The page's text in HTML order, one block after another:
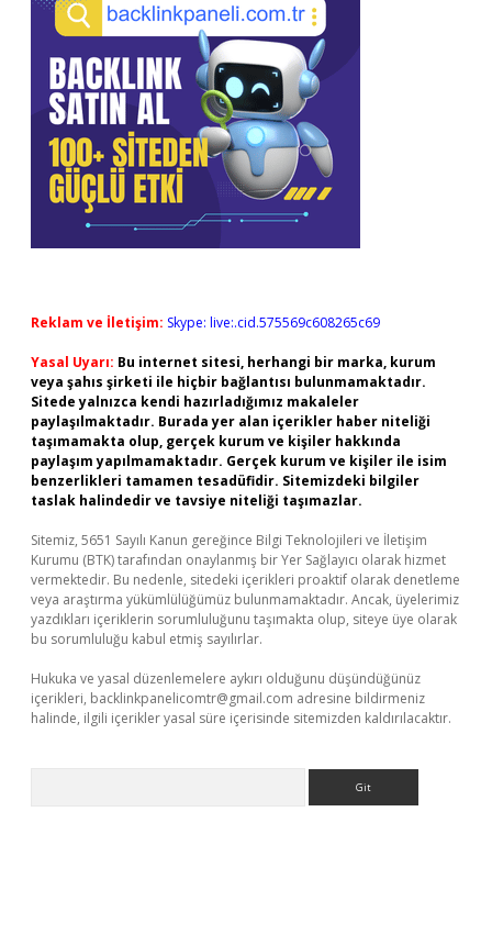
Reklam ve İletişim: Skype: live:.cid.575569c608265c69
Yasal Uyarı: Bu internet sitesi, herhangi bir marka, kurum
veya şahıs şirketi ile hiçbir bağlantısı bulunmamaktadır.
Sitede yalnızca kendi hazırladığımız makaleler
paylaşılmaktadır. Burada yer alan içerikler haber niteliği
taşımamakta olup, gerçek kurum ve kişiler hakkında
paylaşım yapılmamaktadır. Gerçek kurum ve kişiler ile isim
benzerlikleri tamamen tesadüfidir. Sitemizdeki bilgiler
taslak halindedir ve tavsiye niteliği taşımazlar.
Sitemiz, 5651 Sayılı Kanun gereğince Bilgi Teknolojileri ve İletişim
Kurumu (BTK) tarafından onaylanmış bir Yer Sağlayıcı olarak hizmet
vermektedir. Bu nedenle, sitedeki içerikleri proaktif olarak denetleme
veya araştırma yükümlülüğümüz bulunmamaktadır. Ancak, üyelerimiz
yazdıkları içeriklerin sorumluluğunu taşımakta olup, siteye üye olarak
bu sorumluluğu kabul etmiş sayılırlar.
Hukuka ve yasal düzenlemelere aykırı olduğunu düşündüğünüz
içerikleri, backlinkpanelicomtr@gmail.com adresine bildirmeniz
halinde, ilgili içerikler yasal süre içerisinde sitemizden kaldırılacaktır.